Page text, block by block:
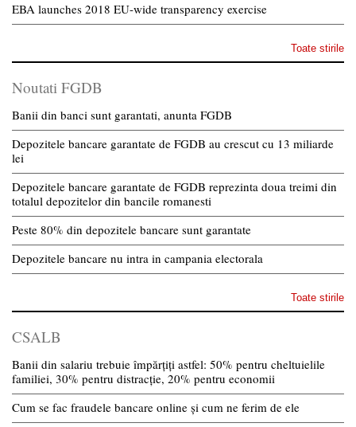
EBA launches 2018 EU-wide transparency exercise
Toate stirile
Noutati FGDB
Banii din banci sunt garantati, anunta FGDB
Depozitele bancare garantate de FGDB au crescut cu 13 miliarde
lei
Depozitele bancare garantate de FGDB reprezinta doua treimi din
totalul depozitelor din bancile romanesti
Peste 80% din depozitele bancare sunt garantate
Depozitele bancare nu intra in campania electorala
Toate stirile
CSALB
Banii din salariu trebuie împărțiți astfel: 50% pentru cheltuielile
familiei, 30% pentru distracție, 20% pentru economii
Cum se fac fraudele bancare online și cum ne ferim de ele